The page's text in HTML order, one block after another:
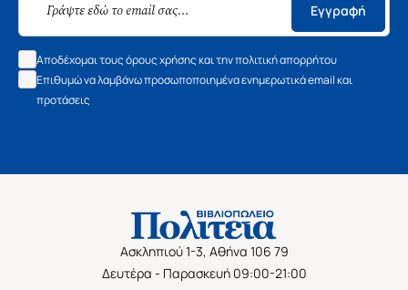
Εγγραφή
Αποδέχομαι τους όρους χρήσης και την πολιτική απορρήτου
Επιθυμώ να λαμβάνω προσωποποιημένα ενημερωτικά email και
προτάσεις
Ασκληπιού 1-3, Αθήνα 106 79
Δευτέρα - Παρασκευή 09:00-21:00